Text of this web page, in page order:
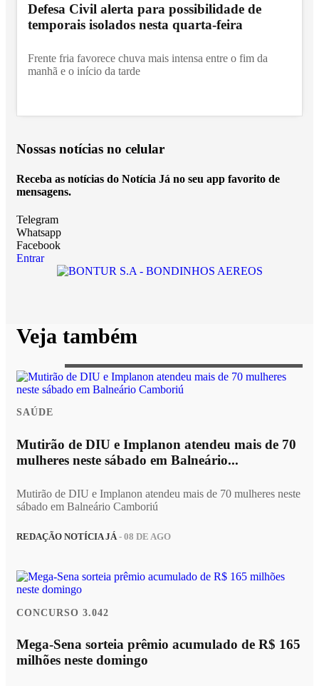
Defesa Civil alerta para possibilidade de
temporais isolados nesta quarta-feira
Frente fria favorece chuva mais intensa entre o fim da
manhã e o início da tarde
Nossas notícias no celular
Receba as notícias do Notícia Já no seu app favorito de
mensagens.
Telegram
Whatsapp
Facebook
Entrar
Veja também
SAÚDE
Mutirão de DIU e Implanon atendeu mais de 70
mulheres neste sábado em Balneário...
Mutirão de DIU e Implanon atendeu mais de 70 mulheres neste
sábado em Balneário Camboriú
REDAÇÃO NOTÍCIA JÁ- 08 DE AGO
CONCURSO 3.042
Mega-Sena sorteia prêmio acumulado de R$ 165
milhões neste domingo